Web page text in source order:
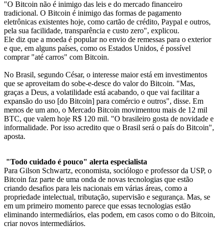
"O Bitcoin não é inimigo das leis e do mercado financeiro
tradicional. O Bitcoin é inimigo das formas de pagamento
eletrônicas existentes hoje, como cartão de crédito, Paypal e outros,
pela sua facilidade, transparência e custo zero", explicou.
Ele diz que a moeda é popular no envio de remessas para o exterior
e que, em alguns países, como os Estados Unidos, é possível
comprar "até carros" com Bitcoin.
No Brasil, segundo César, o interesse maior está em investimentos
que se aproveitam do sobe-e-desce do valor do Bitcoin. "Mas,
graças a Deus, a volatilidade está acabando, o que vai facilitar a
expansão do uso [do Bitcoin] para comércio e outros", disse. Em
menos de um ano, o Mercado Bitcoin movimentou mais de 12 mil
BTC, que valem hoje R$ 120 mil. "O brasileiro gosta de novidade e
informalidade. Por isso acredito que o Brasil será o país do Bitcoin",
aposta.
"Todo cuidado é pouco" alerta especialista
Para Gilson Schwartz, economista, sociólogo e professor da USP, o
Bitcoin faz parte de uma onda de novas tecnologias que estão
criando desafios para leis nacionais em várias áreas, como a
propriedade intelectual, tributação, supervisão e segurança. Mas, se
em um primeiro momento parece que essas tecnologias estão
eliminando intermediários, elas podem, em casos como o do Bitcoin,
criar novos intermediários.